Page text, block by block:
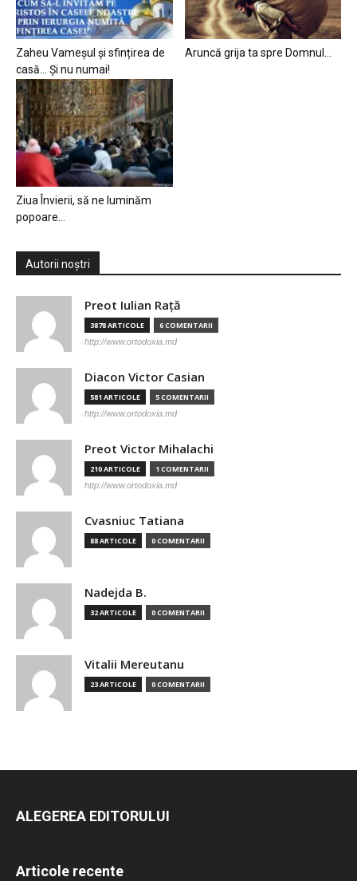
Zaheu Vameșul și sfințirea de
casă… Și nu numai!
Aruncă grija ta spre Domnul…
Ziua Învierii, să ne luminăm
popoare…
Autorii noștri
Preot Iulian Raţă
3878 ARTICOLE 6 COMENTARII
http://www.ortodoxia.md
Diacon Victor Casian
581 ARTICOLE 5 COMENTARII
http://www.ortodoxia.md
Preot Victor Mihalachi
210 ARTICOLE 1 COMENTARII
http://www.ortodoxia.md
Cvasniuc Tatiana
88 ARTICOLE 0 COMENTARII
Nadejda B.
32 ARTICOLE 0 COMENTARII
Vitalii Mereutanu
23 ARTICOLE 0 COMENTARII
ALEGEREA EDITORULUI
Articole recente